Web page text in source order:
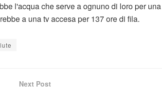
l'acqua che serve a ognuno di loro per
a una tv accesa per 137 ore di fila.
Next Post